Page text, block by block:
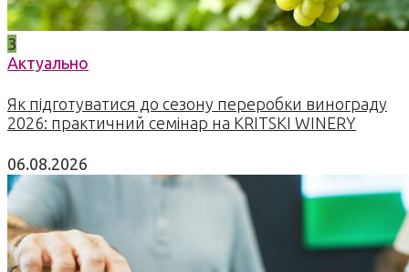
3
Актуально
Як підготуватися до сезону переробки винограду
2026: практичний семінар на KRITSKI WINERY
06.08.2026